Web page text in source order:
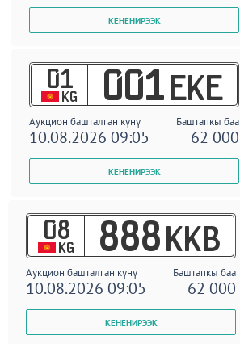
01
KG 001 EKE
Аукцион башталган күнү Баштапкы баа
10.08.2026 09:05 62 000
08
KG 888 KKB
Аукцион башталган күнү Баштапкы баа
10.08.2026 09:05 62 000